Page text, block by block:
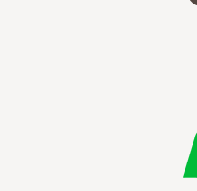
美BODYになりた
美BODY
動画選びに困った